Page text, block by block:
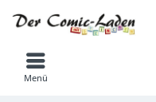
Menü